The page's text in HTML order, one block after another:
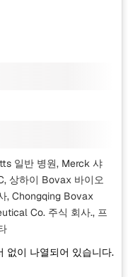
일반 병원, Merck 샤
상하이 Bovax 바이오
, Chongqing Bovax
Co. 주식 회사., 프
없이 나열되어 있습니다.